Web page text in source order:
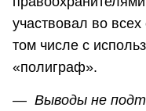
участвовал во
том числе с
«полиграф».
— Выводы не